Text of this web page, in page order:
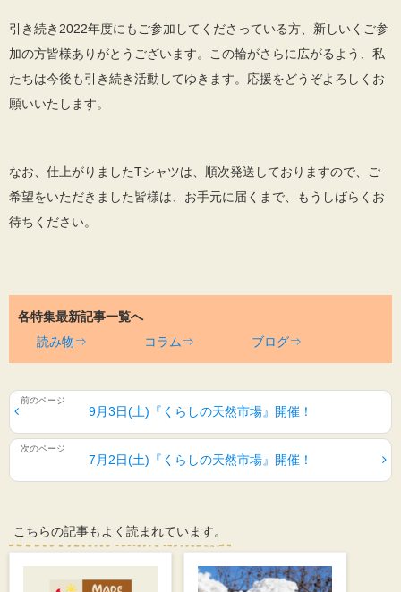
引き続き2022年度にもご参加してくださっている方、新しいくご参
加の方皆様ありがとうございます。この輪がさらに広がるよう、私
たちは今後も引き続き活動してゆきます。応援をどうぞよろしくお
願いいたします。
なお、仕上がりましたTシャツは、順次発送しておりますので、ご
希望をいただきました皆様は、お手元に届くまで、もうしばらくお
待ちください。
各特集最新記事一覧へ
読み物⇒
コラム⇒ ブログ⇒
9月3日(土)『くらしの天然市場』開催！
7月2日(土)『くらしの天然市場』開催！
こちらの記事もよく読まれています。